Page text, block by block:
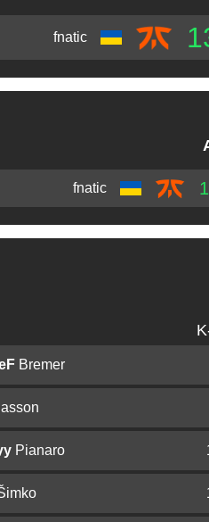
fnatic
fnatic
Bremer
Pianaro